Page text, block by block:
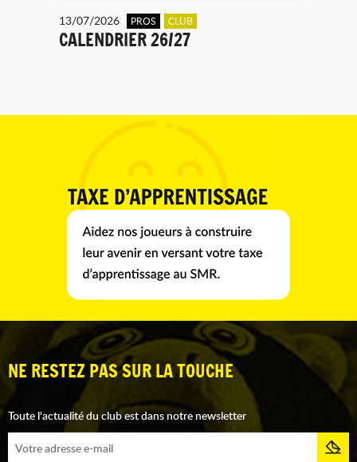
13/07/2026 PROS CLUB
CALENDRIER 26/27
NE RESTEZ PAS SUR LA TOUCHE
Toute l'actualité du club est dans notre newsletter